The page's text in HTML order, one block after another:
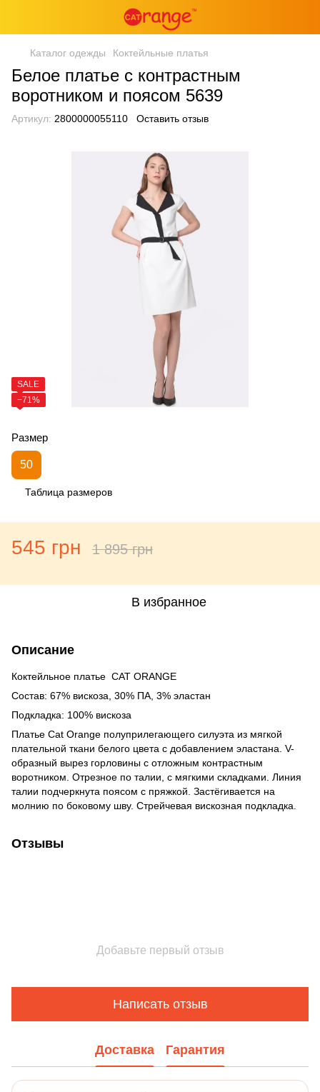
Каталог одежды Коктейльные платья
Белое платье с контрастным
воротником и поясом 5639
Артикул: 2800000055110 Оставить отзыв
SALE
−71%
Размер
50
Таблица размеров
545 грн 1 895 грн
В избранное
Описание
Коктейльное платье CAT ORANGE
Состав: 67% вискоза, 30% ПА, 3% эластан
Подкладка: 100% вискоза
Платье Cat Orange полуприлегающего силуэта из мягкой
плательной ткани белого цвета с добавлением эластана. V-
образный вырез горловины с отложным контрастным
воротником. Отрезное по талии, с мягкими складками. Линия
талии подчеркнута поясом с пряжкой. Застёгивается на
молнию по боковому шву. Стрейчевая вискозная подкладка.
Отзывы
Добавьте первый отзыв
Написать отзыв
Доставка Гарантия